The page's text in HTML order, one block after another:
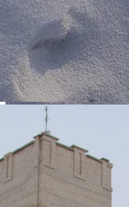
- Здания пожарного
сборный ж/б,
этажность 4, общ. пл.
сборный ж/б, кровля
металлошифер,
водопровод,